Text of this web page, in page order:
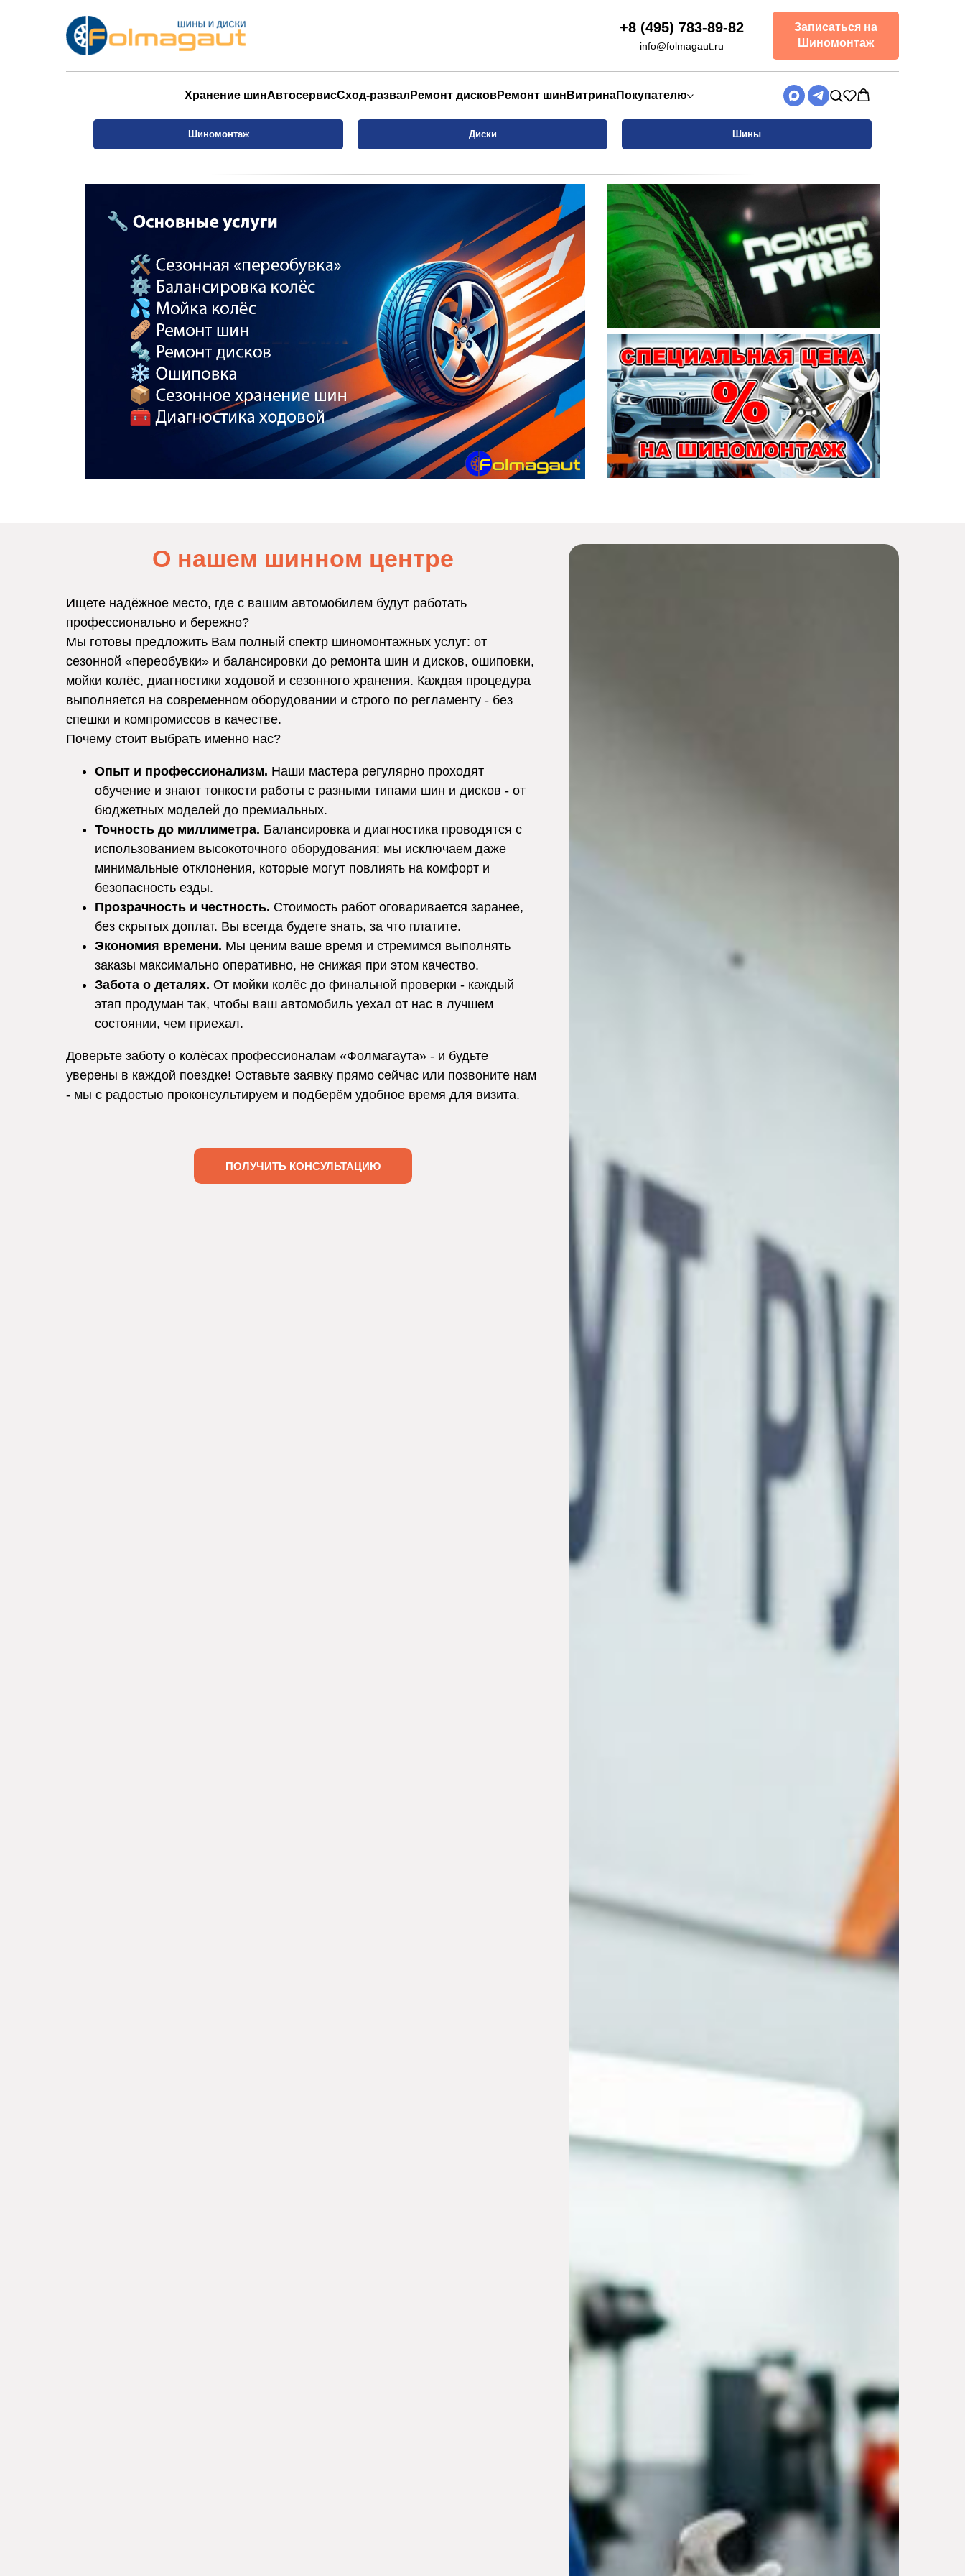
+8 (495) 783-89-82
info@folmagaut.ru
Записаться на
Шиномонтаж
Хранение шинАвтосервисСход-развал Ремонт дисковРемонт шин ВитринаПокупателю
Шиномонтаж Диски Шины
О нашем шинном центре
Ищете надёжное место, где с вашим автомобилем будут работать
профессионально и бережно?
Мы готовы предложить Вам полный спектр шиномонтажных услуг: от
сезонной «переобувки» и балансировки до ремонта шин и дисков, ошиповки,
мойки колёс, диагностики ходовой и сезонного хранения. Каждая процедура
выполняется на современном оборудовании и строго по регламенту - без
спешки и компромиссов в качестве.
Почему стоит выбрать именно нас?
Опыт и профессионализм. Наши мастера регулярно проходят
обучение и знают тонкости работы с разными типами шин и дисков - от
бюджетных моделей до премиальных.
Точность до миллиметра. Балансировка и диагностика проводятся с
использованием высокоточного оборудования: мы исключаем даже
минимальные отклонения, которые могут повлиять на комфорт и
безопасность езды.
Прозрачность и честность. Стоимость работ оговаривается заранее,
без скрытых доплат. Вы всегда будете знать, за что платите.
Экономия времени. Мы ценим ваше время и стремимся выполнять
заказы максимально оперативно, не снижая при этом качество.
Забота о деталях. От мойки колёс до финальной проверки - каждый
этап продуман так, чтобы ваш автомобиль уехал от нас в лучшем
состоянии, чем приехал.
Доверьте заботу о колёсах профессионалам «Фолмагаута» - и будьте
уверены в каждой поездке! Оставьте заявку прямо сейчас или позвоните нам
- мы с радостью проконсультируем и подберём удобное время для визита.
ПОЛУЧИТЬ КОНСУЛЬТАЦИЮ